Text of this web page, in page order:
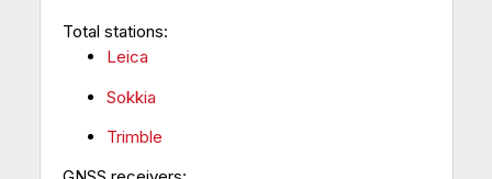
Total stations:
Leica
Sokkia
Trimble